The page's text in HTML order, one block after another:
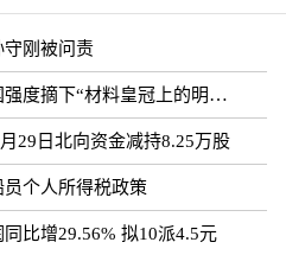
刚被问责
摘下“材料皇冠上的明珠”
29日北向资金减持8.25万股
个人所得税政策
比增29.56% 拟10派4.5元